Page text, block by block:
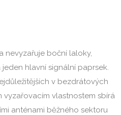
nevyzařuje boční laloky,
hlavní signální paprsek.
v bezdrátových
vyzařovacím vlastnostem sbírá
anténami běžného sektoru